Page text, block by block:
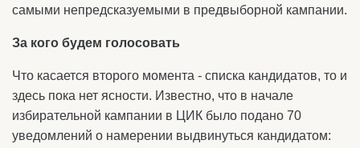
самыми непредсказуемыми в предвыборной кампании.
За кого будем голосовать
Что касается второго момента - списка кандидатов, то и
здесь пока нет ясности. Известно, что в начале
избирательной кампании в ЦИК было подано 70
уведомлений о намерении выдвинуться кандидатом: